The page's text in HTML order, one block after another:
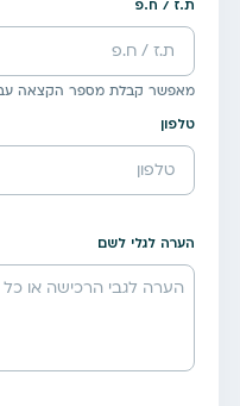
ת.ז / ח.פ
מאפשר קבלת מספר הקצאה
טלפון
הערה לגלי לשם